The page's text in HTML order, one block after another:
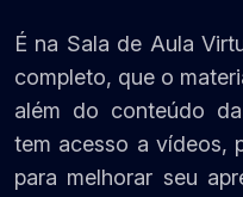
É na Sala de Aula
completo, que o
além do conteúdo
tem acesso a vídeos,
para melhorar seu